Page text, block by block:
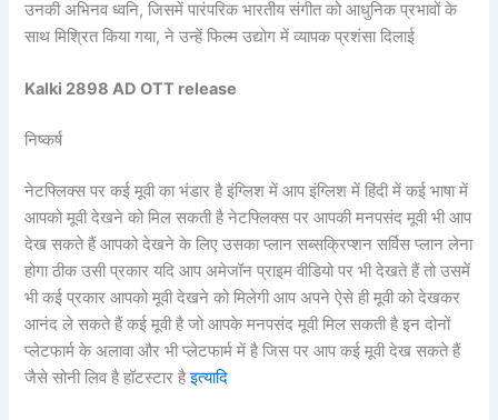
उनकी अभिनव ध्वनि, जिसमें पारंपरिक भारतीय संगीत को आधुनिक प्रभावों के
साथ मिश्रित किया गया, ने उन्हें फिल्म उद्योग में व्यापक प्रशंसा दिलाई
Kalki 2898 AD OTT release
निष्कर्ष
नेटफ्लिक्स पर कई मूवी का भंडार है इंग्लिश में आप इंग्लिश में हिंदी में कई भाषा में
आपको मूवी देखने को मिल सकती है नेटफ्लिक्स पर आपकी मनपसंद मूवी भी आप
देख सकते हैं आपको देखने के लिए उसका प्लान सब्सक्रिप्शन सर्विस प्लान लेना
होगा ठीक उसी प्रकार यदि आप अमेजॉन प्राइम वीडियो पर भी देखते हैं तो उसमें
भी कई प्रकार आपको मूवी देखने को मिलेगी आप अपने ऐसे ही मूवी को देखकर
आनंद ले सकते हैं कई मूवी है जो आपके मनपसंद मूवी मिल सकती है इन दोनों
प्लेटफार्म के अलावा और भी प्लेटफार्म में है जिस पर आप कई मूवी देख सकते हैं
जैसे सोनी लिव है हॉटस्टार हैइत्यादि